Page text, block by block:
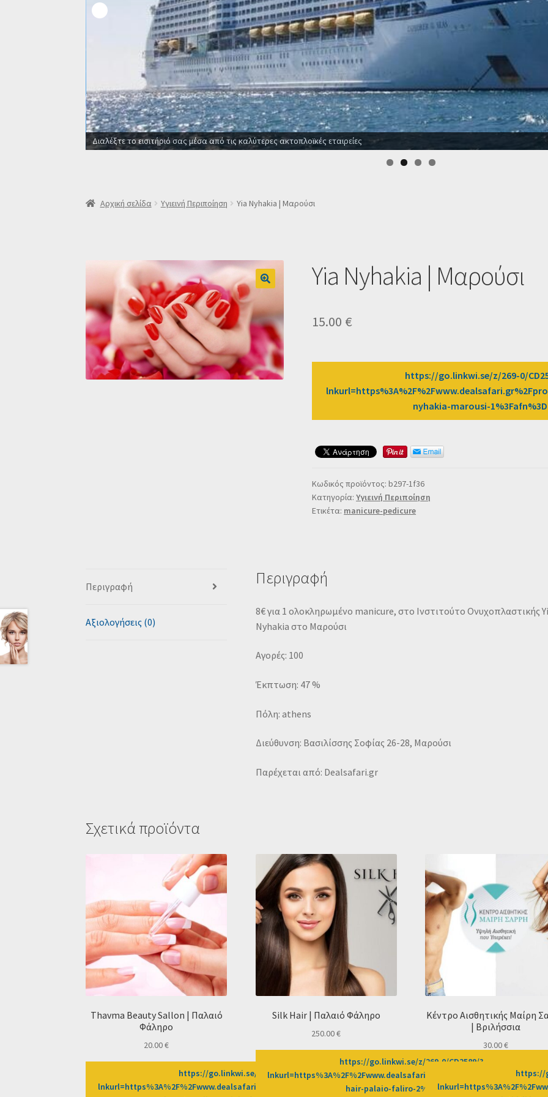
Οι καλύτερες προσφορές σε
Αρχική σελίδα Υγιεινή Περιποίηση Yia Nyhakia | Μαρούσι
Yia Nyhakia | Μαρούσι
15.00 €
https://go.linkwi.se/z/269-0/
nyhakia-marousi-
Κωδικός προϊόντος:b297-1f36
Κατηγορία:Υγιεινή Περιποίηση
Ετικέτα: manicure-pedicure
Περιγραφή
Αξιολογήσεις (0)
Περιγραφή
8€ για 1 ολοκληρωμένο manicure, στο Ινστιτούτο Ονυχοπλαστικής
Nyhakia στο Μαρούσι
Αγορές: 100
Έκπτωση: 47 %
Πόλη: athens
Διεύθυνση: Βασιλίσσης Σοφίας 26-28, Μαρούσι
Παρέχεται από: Dealsafari.gr
Σχετικά προϊόντα
Thavma Beauty Sallon | Παλαιό
Φάληρο
20.00€
https://go.linkwi.se/z/269-0/CD2589/?
lnkurl=https%3A%2F%2Fwww.dealsafari.gr%2Fprosfores%2Fdeal%2Fthavma-
Silk Hair | Παλαιό Φάληρο
250.00€
https://go.linkwi.se/z/269-0/CD2589/?
hair-palaio-faliro-2%3Fafn%3DLW
Κέντρο Αισθητικής Μαίρη
| Βριλήσσια
30.00€
https://